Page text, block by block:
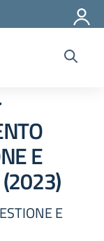
E
(2023)
E